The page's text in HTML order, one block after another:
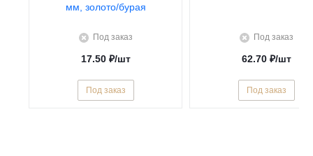
мм, золото/бурая
Под заказ
17.50 ₽/шт
Под заказ
Под заказ
62.70 ₽/шт
Под заказ